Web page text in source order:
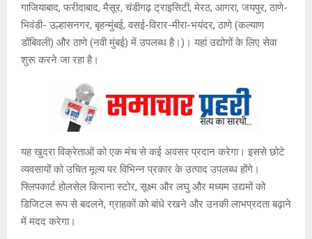
गाजियाबाद, फरीदाबाद, मैसूर, चंडीगढ़ ट्राइसिटी, मेरठ, आगरा, जयपुर, ठाणे-
भिवंडी- उल्हासनगर, बृहन्मुंबई, वसई-विरार-मीरा-भयंदर, ठाणे (कल्याण
डोंबिवली) और ठाणे (नवी मुंबई) में उपलब्ध है।)। यहां उद्योगों के लिए सेवा
शुरू करने जा रहा है।
यह खुदरा विक्रेताओं को एक मंच से कई अवसर प्रदान करेगा। इससे छोटे
व्यवसायों को उचित मूल्य पर विभिन्न प्रकार के उत्पाद उपलब्ध होंगे।
फ्लिपकार्ट होलसेल किराना स्टोर, सूक्ष्म और लघु और मध्यम उद्यमों को
डिजिटल रूप से बदलने, ग्राहकों को बांधे रखने और उनकी लाभप्रदता बढ़ाने
में मदद करेगा।